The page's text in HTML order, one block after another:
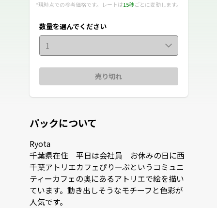
*現時点での参考価格です。レートは15秒ごとに変動します。
数量を選んでください
1
売り切れ
パックについて
Ryota
千葉県在住　平日は会社員　お休みの日に西
千葉アトリエカフェぴりーぶというコミュニ
ティーカフェの奥にあるアトリエで絵を描い
ています。動き出しそうなモチーフと色彩が
人気です。